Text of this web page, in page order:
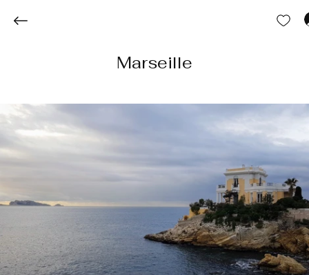
Marseille